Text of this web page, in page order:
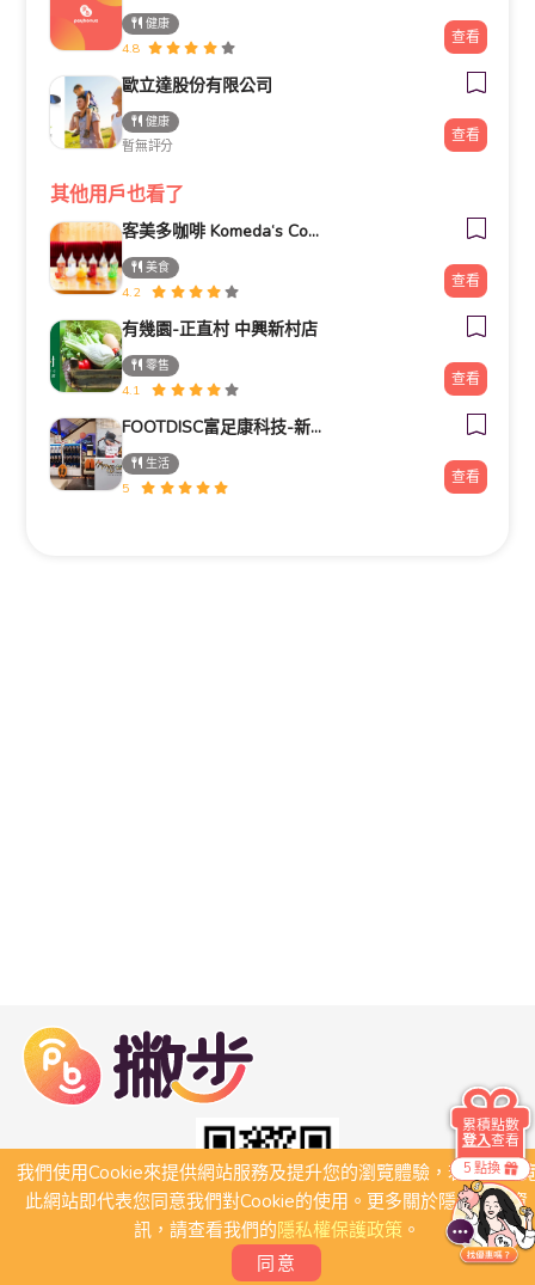
健康
4.8
查看
歐立達股份有限公司
健康
暫無評分
查看
其他用戶也看了
客美多咖啡 Komeda‘s Coffee - 台南小北店
美食
4.2
查看
有幾園-正直村 中興新村店
零售
4.1
查看
FOOTDISC富足康科技-新光三越-桃園站前店
生活
5
查看
我們使用Cookie來提供網站服務及提升您的瀏覽體驗，若繼續瀏
此網站即代表您同意我們對Cookie的使用。更多關於隱私保護資
訊，請查看我們的隱私權保護政策。
同意
5 點換
累積點數
登入查看